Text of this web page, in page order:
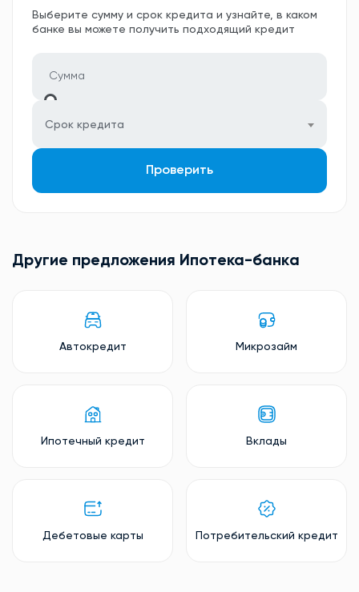
Выберите сумму и срок кредита и узнайте, в каком
банке вы можете получить подходящий кредит
Срок кредита
Проверить
Другие предложения Ипотека-банкa
Автокредит Микрозайм
Ипотечный кредит Вклады
Дебетовые карты Потребительский кредит